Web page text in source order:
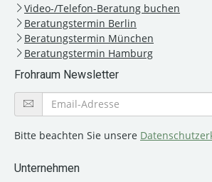
Video-/Telefon-Beratung buchen
Beratungstermin Berlin
Beratungstermin München
Beratungstermin Hamburg
Frohraum Newsletter
Bitte beachten Sie unsere
Unternehmen